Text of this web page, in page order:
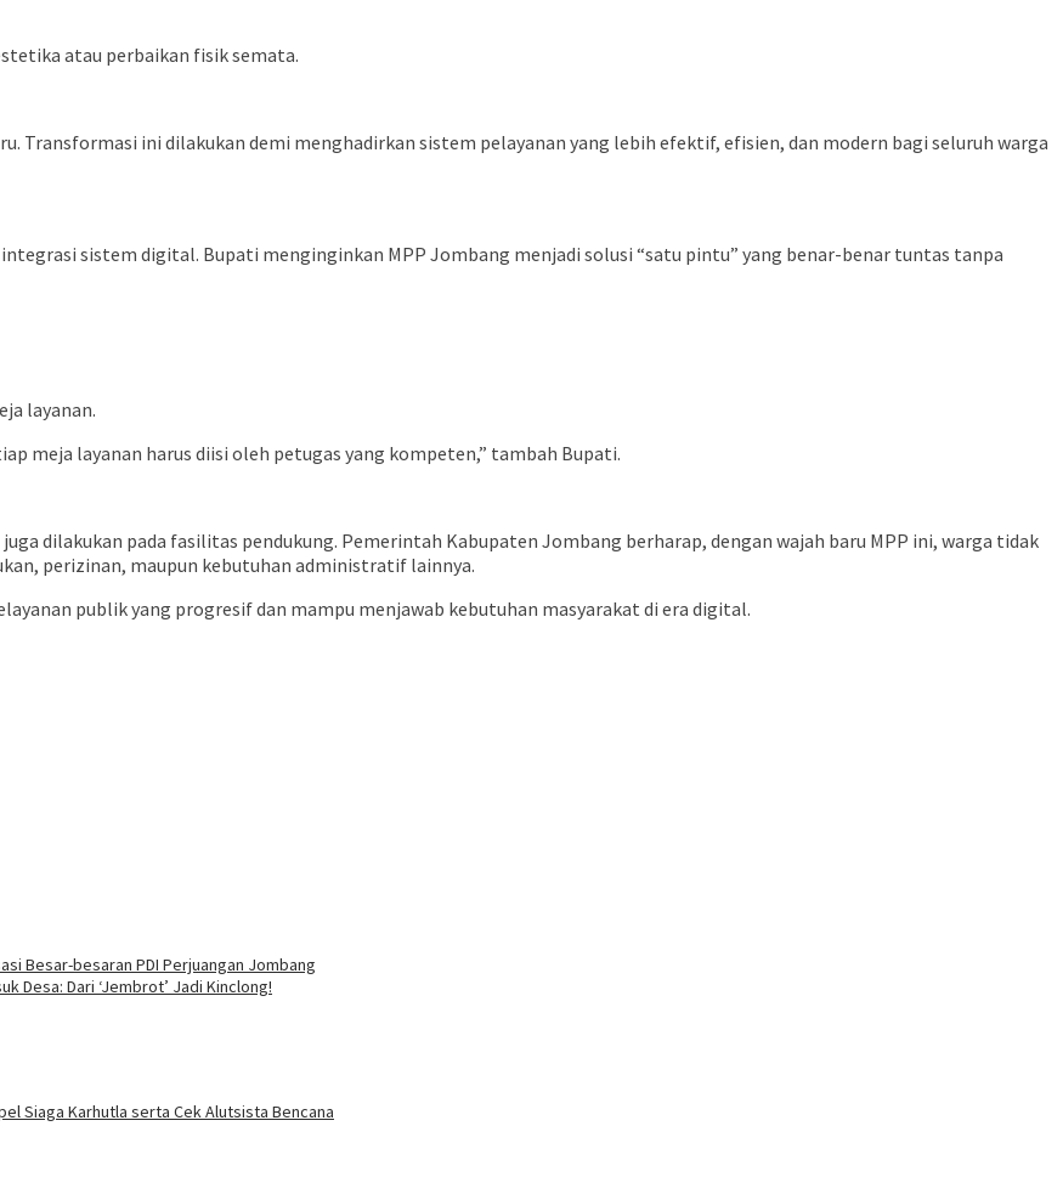
atau perbaikan fisik semata.
Transformasi ini dilakukan demi menghadirkan sistem pelayanan yang lebih efektif, efisien, dan modern bagi seluruh warga
sistem digital. Bupati menginginkan MPP Jombang menjadi solusi “satu pintu” yang benar-benar tuntas tanpa
layanan.
meja layanan harus diisi oleh petugas yang kompeten,” tambah Bupati.
dilakukan pada fasilitas pendukung. Pemerintah Kabupaten Jombang berharap, dengan wajah baru MPP ini, warga tidak
perizinan, maupun kebutuhan administratif lainnya.
publik yang progresif dan mampu menjawab kebutuhan masyarakat di era digital.
Besar-besaran PDI Perjuangan Jombang
Desa: Dari ‘Jembrot’ Jadi Kinclong!
Siaga Karhutla serta Cek Alutsista Bencana